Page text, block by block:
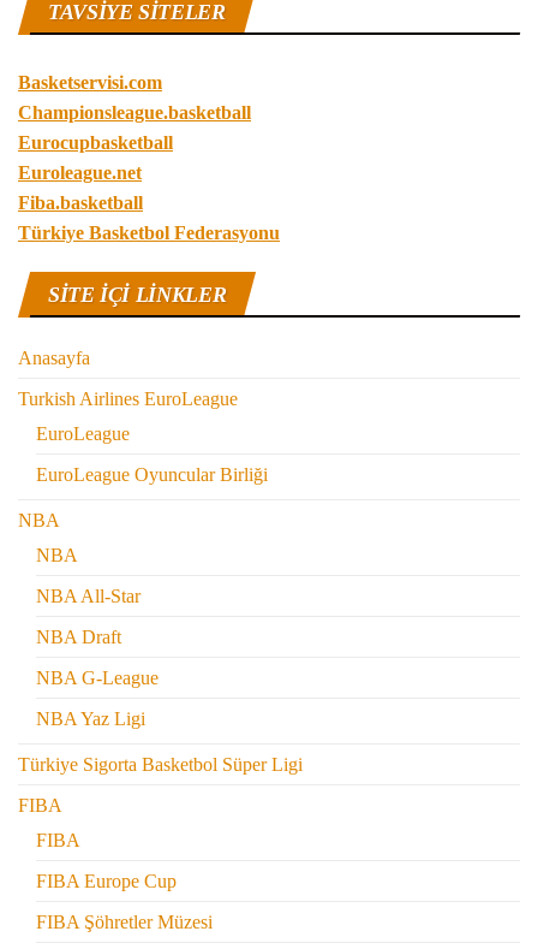
TAVSIYE SITELER
Basketservisi.com
Championsleague.basketball
Eurocupbasketball
Euroleague.net
Fiba.basketball
Türkiye Basketbol Federasyonu
SITE IÇI LINKLER
Anasayfa
Turkish Airlines EuroLeague
EuroLeague
EuroLeague Oyuncular Birliği
NBA
NBA
NBA All-Star
NBA Draft
NBA G-League
NBA Yaz Ligi
Türkiye Sigorta Basketbol Süper Ligi
FIBA
FIBA
FIBA Europe Cup
FIBA Şöhretler Müzesi